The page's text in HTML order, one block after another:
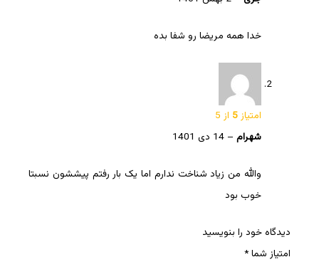
خدا همه مریضا رو شفا بده
امتیاز5 از 5
شهرام – 14 دی 1401
والله من زیاد شناخت ندارم اما یک بار رفتم پیششون نسبتا
خوب بود
دیدگاه خود را بنویسید
امتیاز شما*